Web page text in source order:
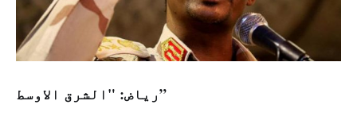
ریاض: "الشرق الاوسط”